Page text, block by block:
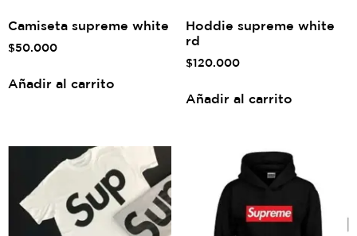
Camiseta supreme white
$50.000
Añadir al carrito
Hoddie supreme white
rd
$120.000
Añadir al carrito